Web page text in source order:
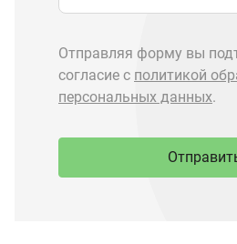
Запчасти Урал
Запчасти Камаз
Спецпредложения